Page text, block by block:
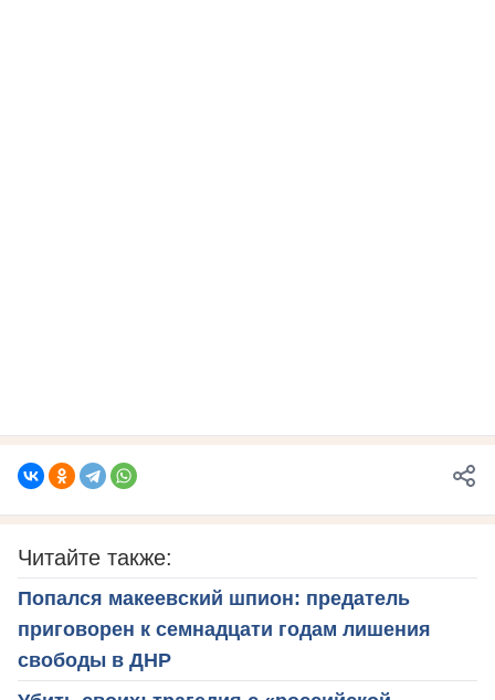
Читайте также:
Попался макеевский шпион: предатель
приговорен к семнадцати годам лишения
свободы в ДНР